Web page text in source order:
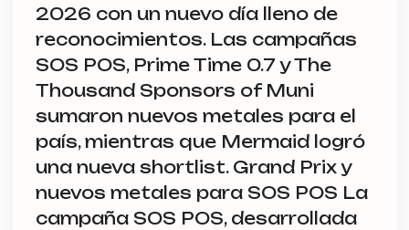
2026 con un nuevo día lleno de
reconocimientos. Las campañas
SOS POS, Prime Time 0.7 y The
Thousand Sponsors of Muni
sumaron nuevos metales para el
país, mientras que Mermaid logró
una nueva shortlist. Grand Prix y
nuevos metales para SOS POS La
campaña SOS POS, desarrollada